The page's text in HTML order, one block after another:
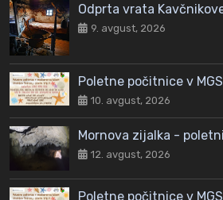
Odprta vrata
9. avgust, 2026
Poletne počitnice v
10. avgust, 2026
Mornova zijalka -
12. avgust, 2026
Poletne počitnice v